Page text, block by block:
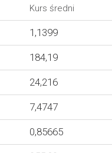
Kurs średni
1,1399
184,19
24,216
7,4747
0,85665